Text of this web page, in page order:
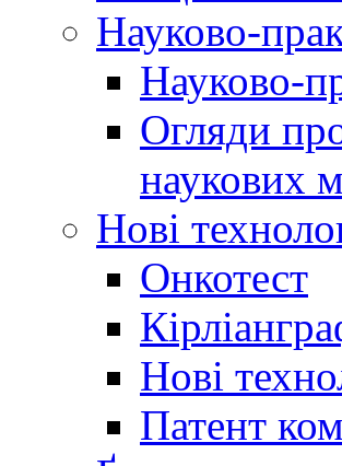
Науково-
Науково-
Огляди
наукових
Нові
Онкотест
Нові
Патент